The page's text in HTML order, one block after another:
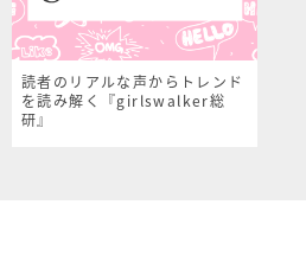
読者のリアルな声からトレンド
を読み解く『girlswalker総
研』